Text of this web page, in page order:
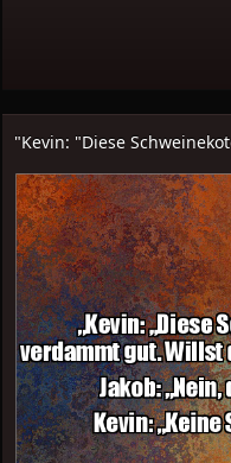
"Kevin: "Diese